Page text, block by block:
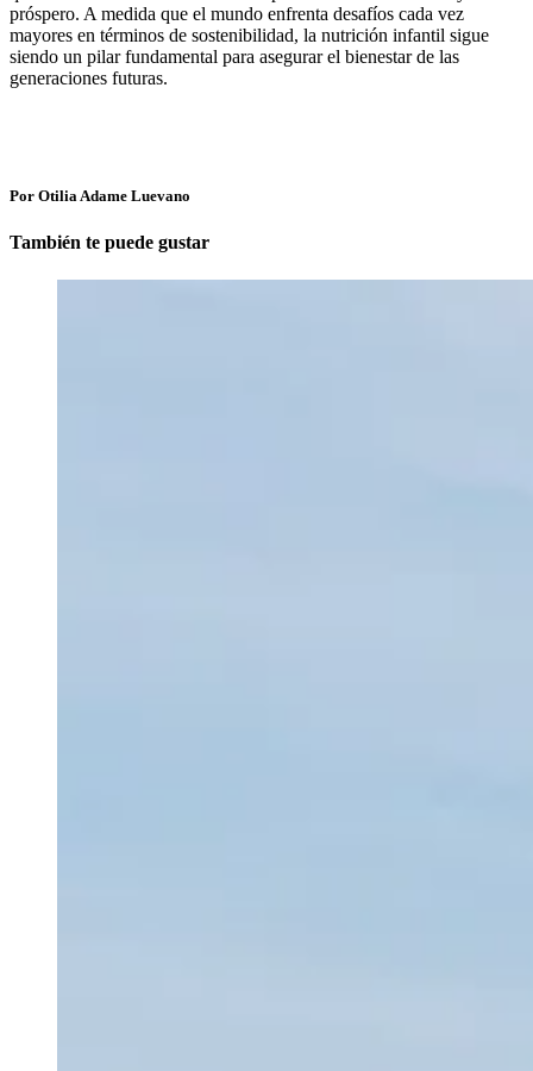
próspero. A medida que el mundo enfrenta desafíos cada vez
mayores en términos de sostenibilidad, la nutrición infantil sigue
siendo un pilar fundamental para asegurar el bienestar de las
generaciones futuras.
Por Otilia Adame Luevano
También te puede gustar